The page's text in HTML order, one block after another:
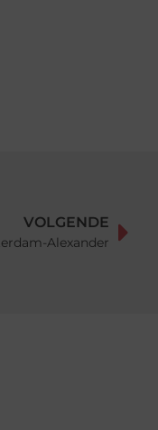
VOLGENDE
Alexander